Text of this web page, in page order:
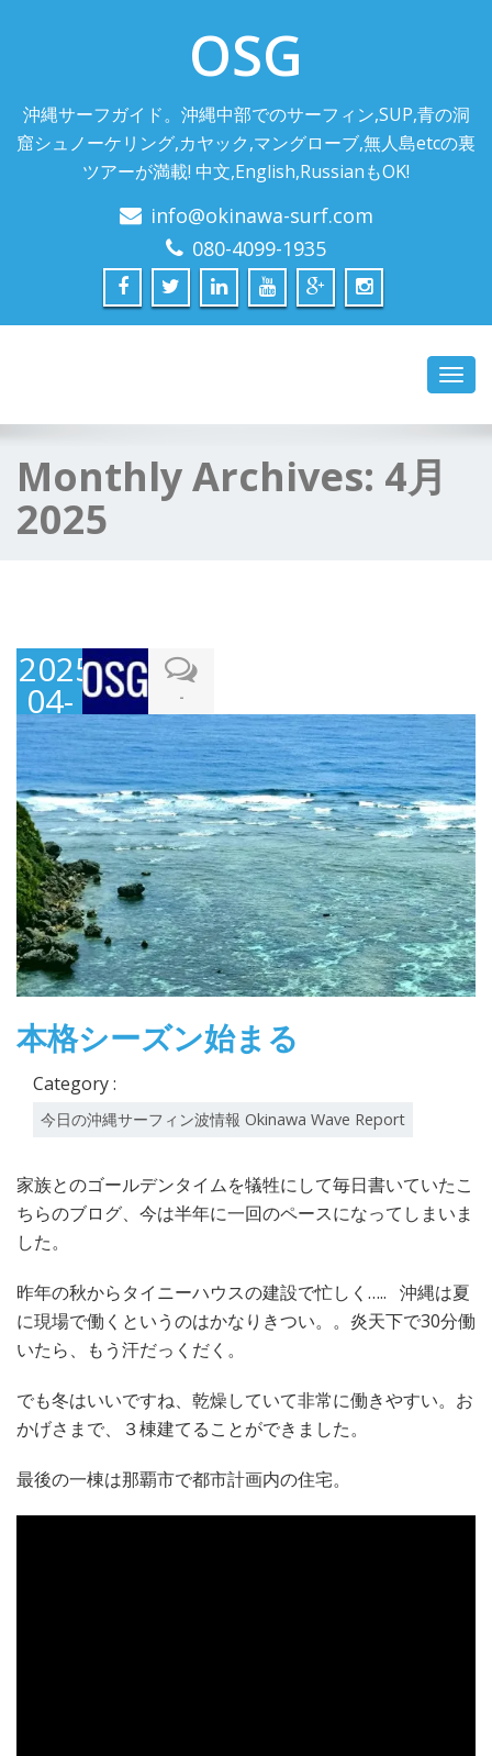
OSG
沖縄サーフガイド。沖縄中部でのサーフィン,SUP,青の洞
窟シュノーケリング,カヤック,マングローブ,無人島etcの裏
ツアーが満載! 中文,English,RussianもOK!
info@okinawa-surf.com
080-4099-1935
Monthly Archives: 4月
2025
2025-
04-
10
-
本格シーズン始まる
Category :
今日の沖縄サーフィン波情報 Okinawa Wave Report
家族とのゴールデンタイムを犠牲にして毎日書いていたこ
ちらのブログ、今は半年に一回のペースになってしまいま
した。
昨年の秋からタイニーハウスの建設で忙しく….. 沖縄は夏
に現場で働くというのはかなりきつい。。炎天下で30分働
いたら、もう汗だっくだく。
でも冬はいいですね、乾燥していて非常に働きやすい。お
かげさまで、３棟建てることができました。
最後の一棟は那覇市で都市計画内の住宅。